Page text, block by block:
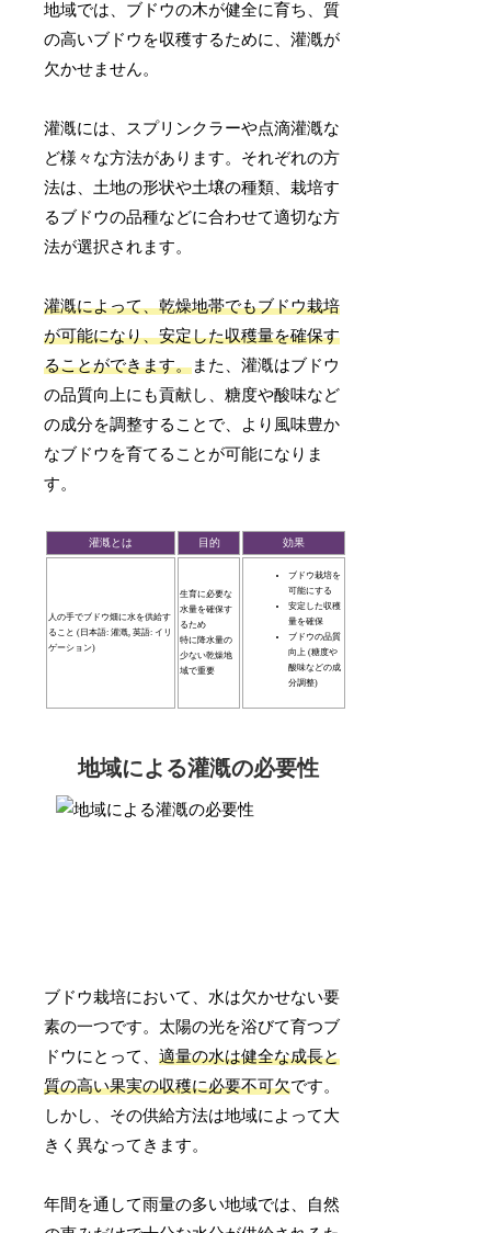
地域では、ブドウの木が健全に育ち、質
の高いブドウを収穫するために、灌漑が
欠かせません。
灌漑には、スプリンクラーや点滴灌漑な
ど様々な方法があります。それぞれの方
法は、土地の形状や土壌の種類、栽培す
るブドウの品種などに合わせて適切な方
法が選択されます。
灌漑によって、乾燥地帯でもブドウ栽培
が可能になり、安定した収穫量を確保す
ることができます。また、灌漑はブドウ
の品質向上にも貢献し、糖度や酸味など
の成分を調整することで、より風味豊か
なブドウを育てることが可能になりま
す。
灌漑とは 目的 効果
人の手でブドウ畑に水を供給す
ること (日本語: 灌漑, 英語: イリ
ゲーション)
生育に必要な
水量を確保す
るため
特に降水量の
少ない乾燥地
域で重要
ブドウ栽培を
可能にする
安定した収穫
量を確保
ブドウの品質
向上 (糖度や
酸味などの成
分調整)
地域による灌漑の必要性
ブドウ栽培において、水は欠かせない要
素の一つです。太陽の光を浴びて育つブ
ドウにとって、適量の水は健全な成長と
質の高い果実の収穫に必要不可欠です。
しかし、その供給方法は地域によって大
きく異なってきます。
年間を通して雨量の多い地域では、自然